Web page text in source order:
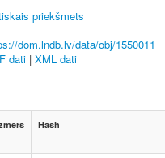
priekšmets
dom.lndb.lv/data/obj/1550011
dati | XML dati
Hash